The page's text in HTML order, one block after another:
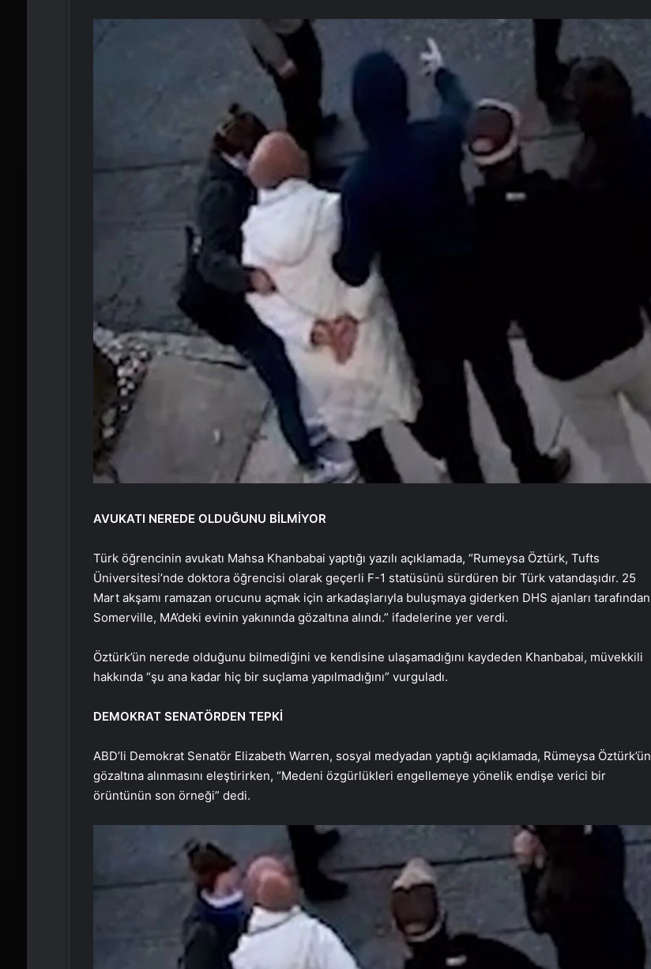
AVUKATI NEREDE OLDUĞUNU BİLMİYOR
Türk öğrencinin avukatı Mahsa Khanbabai yaptığı yazılı açıklamada, “Rumeysa Öztürk, Tufts
Üniversitesi’nde doktora öğrencisi olarak geçerli F-1 statüsünü sürdüren bir Türk vatandaşıdır. 25
Mart akşamı ramazan orucunu açmak için arkadaşlarıyla buluşmaya giderken DHS ajanları tarafından
Somerville, MA’deki evinin yakınında gözaltına alındı.” ifadelerine yer verdi.
Öztürk’ün nerede olduğunu bilmediğini ve kendisine ulaşamadığını kaydeden Khanbabai, müvekkili
hakkında “şu ana kadar hiç bir suçlama yapılmadığını” vurguladı.
DEMOKRAT SENATÖRDEN TEPKİ
ABD’li Demokrat Senatör Elizabeth Warren, sosyal medyadan yaptığı açıklamada, Rümeysa Öztürk’ün
gözaltına alınmasını eleştirirken, “Medeni özgürlükleri engellemeye yönelik endişe verici bir
örüntünün son örneği” dedi.